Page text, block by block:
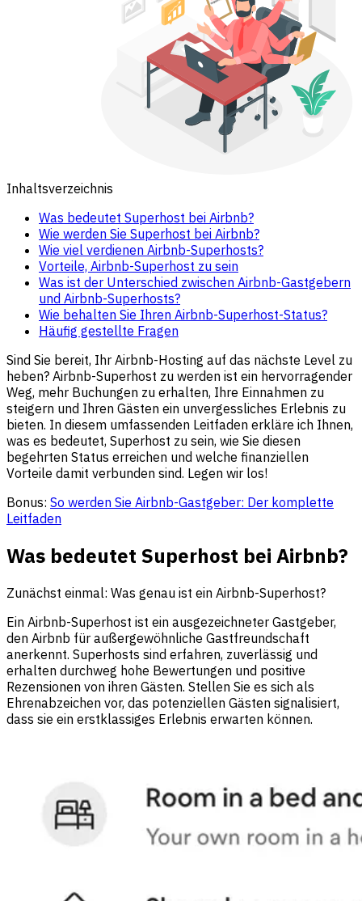
Inhaltsverzeichnis
Was bedeutet Superhost bei Airbnb?
Wie werden Sie Superhost bei Airbnb?
Wie viel verdienen Airbnb-Superhosts?
Vorteile, Airbnb-Superhost zu sein
Was ist der Unterschied zwischen Airbnb-Gastgebern
und Airbnb-Superhosts?
Wie behalten Sie Ihren Airbnb-Superhost-Status?
Häufig gestellte Fragen
Sind Sie bereit, Ihr Airbnb-Hosting auf das nächste Level zu
heben? Airbnb-Superhost zu werden ist ein hervorragender
Weg, mehr Buchungen zu erhalten, Ihre Einnahmen zu
steigern und Ihren Gästen ein unvergessliches Erlebnis zu
bieten. In diesem umfassenden Leitfaden erkläre ich Ihnen,
was es bedeutet, Superhost zu sein, wie Sie diesen
begehrten Status erreichen und welche finanziellen
Vorteile damit verbunden sind. Legen wir los!
Bonus: So werden Sie Airbnb-Gastgeber: Der komplette
Leitfaden
Was bedeutet Superhost bei Airbnb?
Zunächst einmal: Was genau ist ein Airbnb-Superhost?
Ein Airbnb-Superhost ist ein ausgezeichneter Gastgeber,
den Airbnb für außergewöhnliche Gastfreundschaft
anerkennt. Superhosts sind erfahren, zuverlässig und
erhalten durchweg hohe Bewertungen und positive
Rezensionen von ihren Gästen. Stellen Sie es sich als
Ehrenabzeichen vor, das potenziellen Gästen signalisiert,
dass sie ein erstklassiges Erlebnis erwarten können.